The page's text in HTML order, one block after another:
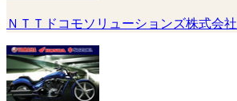
ＮＴＴドコモソリューションズ株式会社